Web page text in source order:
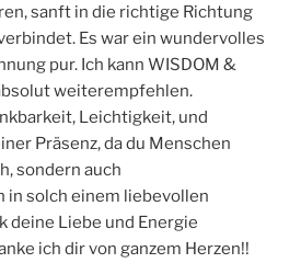
sanft in die richtige Richtung
Es war ein wundervolles
pur. Ich kann WISDOM &
weiterempfehlen.
Leichtigkeit, und
Präsenz, da du Menschen
sondern auch
in solch einem liebevollen
deine Liebe und Energie
ich dir von ganzem Herzen!!